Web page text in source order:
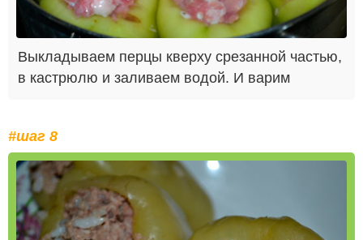
Выкладываем перцы кверху срезанной частью,
в кастрюлю и заливаем водой. И варим
#шаг 8